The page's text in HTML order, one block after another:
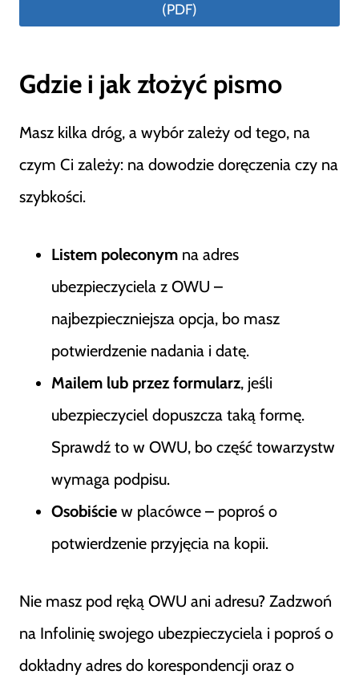
(PDF)
Gdzie i jak złożyć pismo
Masz kilka dróg, a wybór zależy od tego, na
czym Ci zależy: na dowodzie doręczenia czy na
szybkości.
Listem poleconym na adres
ubezpieczyciela z OWU –
najbezpieczniejsza opcja, bo masz
potwierdzenie nadania i datę.
Mailem lub przez formularz, jeśli
ubezpieczyciel dopuszcza taką formę.
Sprawdź to w OWU, bo część towarzystw
wymaga podpisu.
Osobiście w placówce – poproś o
potwierdzenie przyjęcia na kopii.
Nie masz pod ręką OWU ani adresu? Zadzwoń
na Infolinię swojego ubezpieczyciela i poproś o
dokładny adres do korespondencji oraz o